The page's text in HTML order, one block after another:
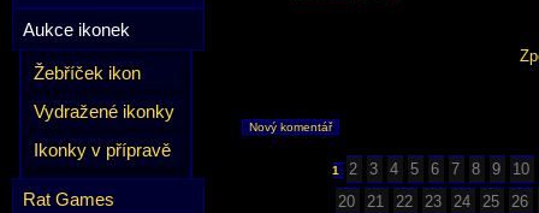
Aukce ikonek
Žebříček ikon
Vydražené ikonky
Ikonky v přípravě
Rat Games
Nový komentář
1 2 3 4 5 6 7 8 9
10
20
21 22 23 24 25
26